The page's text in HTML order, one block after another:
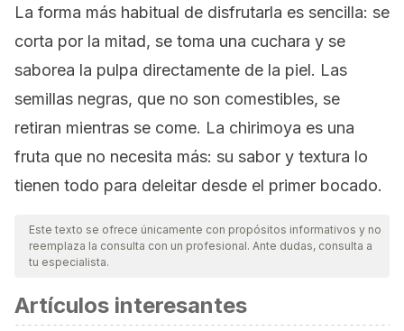
La forma más habitual de disfrutarla es sencilla: se
corta por la mitad, se toma una cuchara y se
saborea la pulpa directamente de la piel. Las
semillas negras, que no son comestibles, se
retiran mientras se come. La chirimoya es una
fruta que no necesita más: su sabor y textura lo
tienen todo para deleitar desde el primer bocado.
Este texto se ofrece únicamente con propósitos informativos y no
reemplaza la consulta con un profesional. Ante dudas, consulta a
tu especialista.
Artículos interesantes